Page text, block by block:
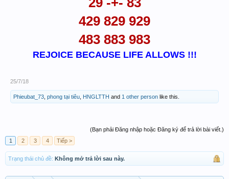
2,33,34,35,36,37,38,39,42,43,44,47,48,49,52,53,57,58,61,62,63,66,67,
429 829 929
483 883 983
REJOICE BECAUSE LIFE ALLOWS !!!
25/7/18
Phieubat_73 phong tại tiêu HNGLTTH and 1 other person like this.
(Bạn phải Đăng nhập hoặc Đăng ký để trả lời bài viết.)
1
2 3 4 Tiếp >
Trạng thái chủ đề: Không mở trả lời sau này.